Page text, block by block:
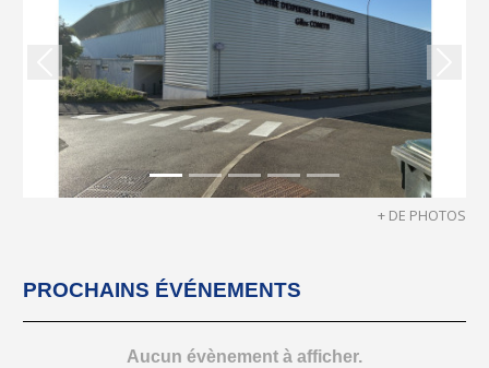
Précedent
+ DE PHOTOS
PROCHAINS ÉVÉNEMENTS
Aucun évènement à afficher.